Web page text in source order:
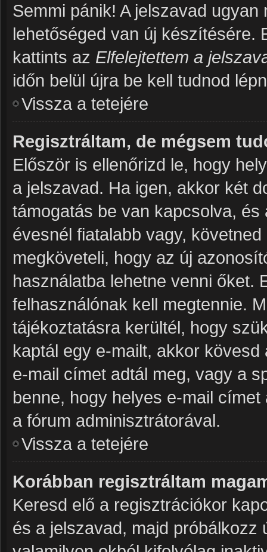
Semmi pánik! A jelszavad
lehetőséged van új készítésére.
kattints az Elfelejtettem a
időn belül újra be kell tudnod
Vissza a tetejére
Regisztráltam, de mégsem
Először is ellenőrizd le, hogy
a jelszavad. Ha igen, akkor két
támogatás be van kapcsolva,
évesnél fiatalabb vagy,
megköveteli, hogy az új
használatba lehetne venni őket.
felhasználónak kell megtennie.
tájékoztatásra kerültél, hogy
kaptál egy e-mailt, akkor
e-mail címet adtál meg, vagy a
benne, hogy helyes e-mail
a fórum adminisztrátorával.
Vissza a tetejére
Korábban regisztráltam
Keresd elő a regisztrációkor
és a jelszavad, majd